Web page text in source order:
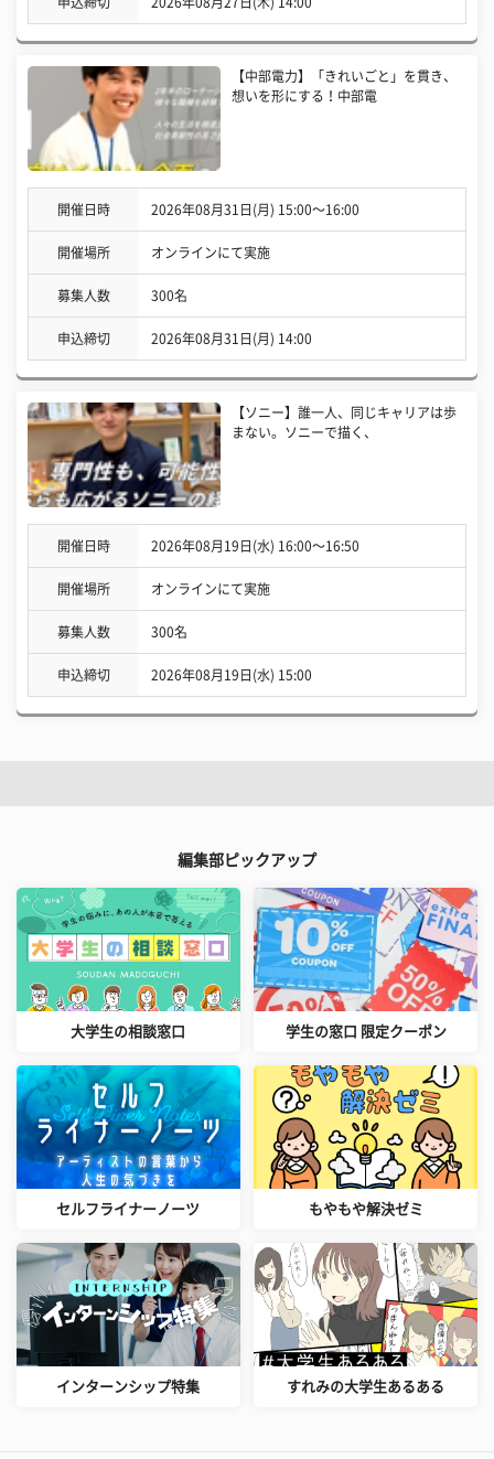
【中部電力】「きれいごと」を貫き、
想いを形にする！中部電
開催日時 2026年08月31日(月) 15:00〜16:00
開催場所 オンラインにて実施
募集人数 300名
申込締切 2026年08月31日(月) 14:00
【ソニー】誰一人、同じキャリアは歩
まない。ソニーで描く、
開催日時 2026年08月19日(水) 16:00〜16:50
開催場所 オンラインにて実施
募集人数 300名
申込締切 2026年08月19日(水) 15:00
編集部ピックアップ
大学生の相談窓口 学生の窓口 限定クーポン
セルフライナーノーツ もやもや解決ゼミ
インターンシップ特集 すれみの大学生あるある